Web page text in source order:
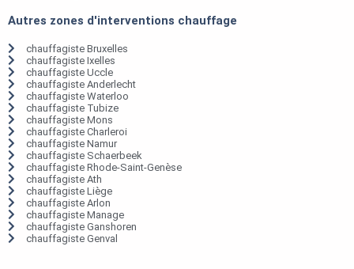
Autres zones d'interventions chauffage
chauffagiste Bruxelles
chauffagiste Ixelles
chauffagiste Uccle
chauffagiste Anderlecht
chauffagiste Waterloo
chauffagiste Tubize
chauffagiste Mons
chauffagiste Charleroi
chauffagiste Namur
chauffagiste Schaerbeek
chauffagiste Rhode-Saint-Genèse
chauffagiste Ath
chauffagiste Liège
chauffagiste Arlon
chauffagiste Manage
chauffagiste Ganshoren
chauffagiste Genval